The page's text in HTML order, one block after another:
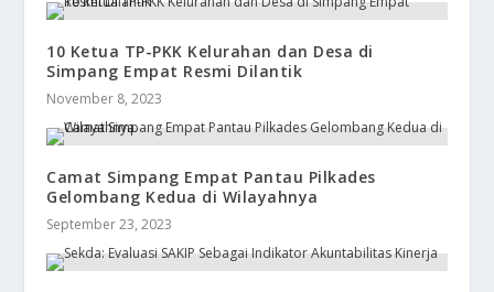
10 Ketua TP-PKK Kelurahan dan Desa di
Simpang Empat Resmi Dilantik
November 8, 2023
Camat Simpang Empat Pantau Pilkades
Gelombang Kedua di Wilayahnya
September 23, 2023